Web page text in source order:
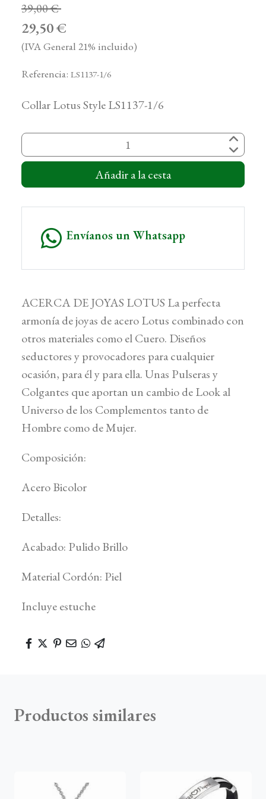
39,00 €
29,50 €
(IVA General 21% incluido)
Referencia: LS1137-1/6
Collar Lotus Style LS1137-1/6
Añadir a la cesta
Envíanos un Whatsapp
ACERCA DE JOYAS LOTUS La perfecta
armonía de joyas de acero Lotus combinado con
otros materiales como el Cuero. Diseños
seductores y provocadores para cualquier
ocasión, para él y para ella. Unas Pulseras y
Colgantes que aportan un cambio de Look al
Universo de los Complementos tanto de
Hombre como de Mujer.
Composición:
Acero Bicolor
Detalles:
Acabado: Pulido Brillo
Material Cordón: Piel
Incluye estuche
Productos similares